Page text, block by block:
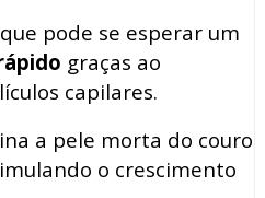
pode se esperar um
graças ao
capilares.
a pele morta do couro
o crescimento